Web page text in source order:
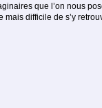
que l’on nous
difficile de s’y